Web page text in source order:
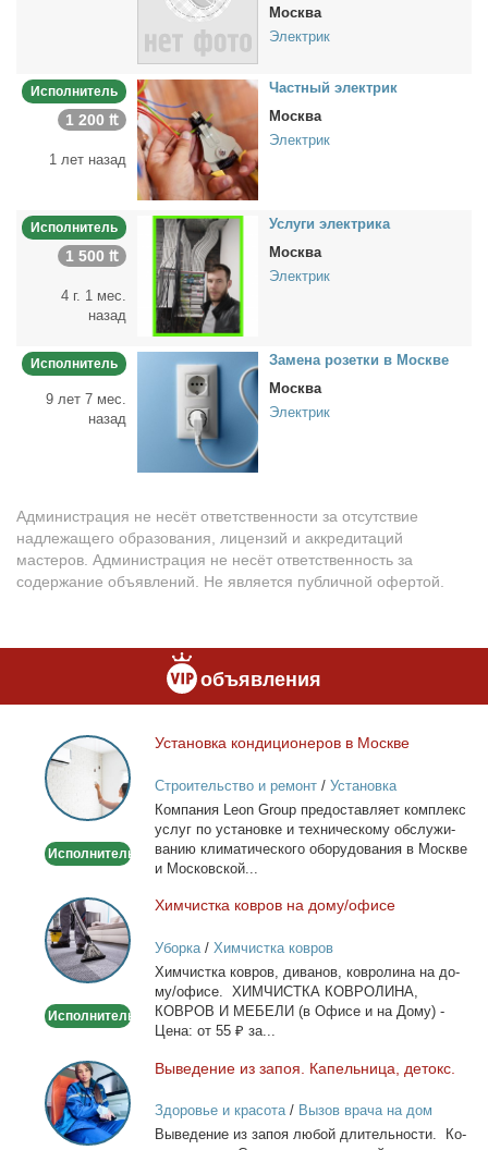
Москва
Электрик
Исполнитель
1 200 ₶
1 лет назад
Част­ный элек­трик
Москва
Электрик
Исполнитель
1 500 ₶
4 г. 1 мес.
назад
Услу­ги элек­три­ка
Москва
Электрик
Исполнитель
9 лет 7 мес.
назад
За­ме­на ро­зет­ки в Москве
Москва
Электрик
Администрация не несёт ответственности за отсутствие
надлежащего образования, лицензий и аккредитаций
мастеров. Администрация не несёт ответственность за
содержание объявлений. Не является публичной офертой.
объявления
Установка
кондиционеров
в
Москве
Исполнитель
Уста­нов­ка кон­ди­ци­о­не­ров в Москве
Строительство и ремонт/ Установка
кондиционеров
Ком­па­ния Leon Group предо­став­ля­ет ком­плекс
услуг по уста­нов­ке и тех­ни­че­ско­му об­слу­жи­
ва­нию кли­ма­ти­че­ско­го обо­ру­до­ва­ния в Москве
и Мос­ков­ской...
Химчистка
ковров
на
дому/
Исполнитель
Хим­чист­ка ков­ров на до­му/офи­се
Уборка/ Химчистка ковров
Хим­чист­ка ков­ров, ди­ва­нов, ков­ро­ли­на на до­
му/офи­се. ХИМЧИСТКА КОВРОЛИНА,
КОВРОВ И МЕБЕЛИ (в Офи­се и на До­му) -
Це­на: от 55 ₽ за...
Выведение
из
запоя.
Капельница,
Вы­ве­де­ние из за­поя. Ка­пель­ни­ца, де­токс.
Здоровье и красота/ Вызов врача на дом
Вы­ве­де­ние из за­поя лю­бой дли­тель­но­сти. Ко­